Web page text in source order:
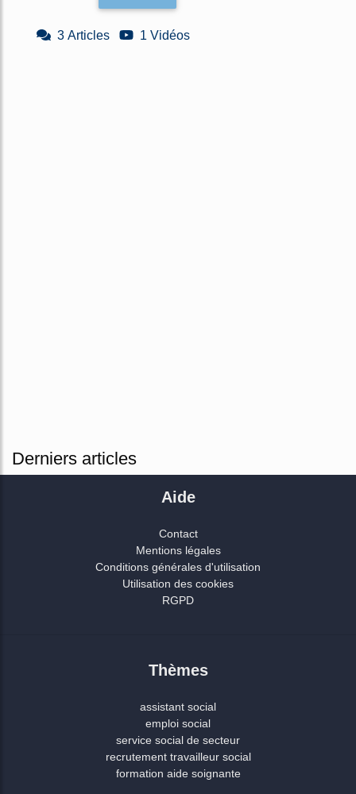
3 Articles 1 Vidéos
Derniers articles
Aide
Contact
Mentions légales
Conditions générales d'utilisation
Utilisation des cookies
RGPD
Thèmes
assistant social
emploi social
service social de secteur
recrutement travailleur social
formation aide soignante